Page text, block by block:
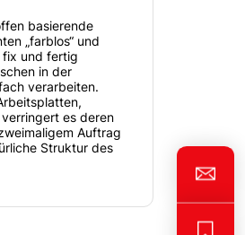
basierende
„farblos“ und
fix und fertig
in der
verarbeiten.
es deren
Auftrag
Struktur des